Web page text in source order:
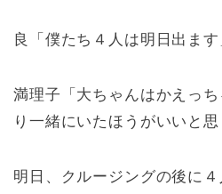
良「僕たち４人は明日出ます
満理子「大ちゃんはかえっ
り一緒にいたほうがいいと思
明日、クルージングの後に